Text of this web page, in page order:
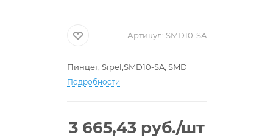
Артикул: SMD10-SA
Пинцет, Sipel,SMD10-SA, SMD
Подробности
3 665,43руб./шт